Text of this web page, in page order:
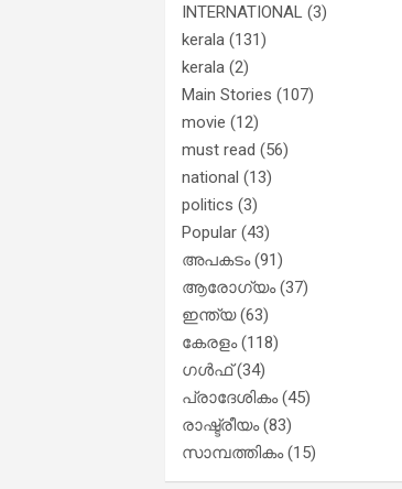
INTERNATIONAL (3)
kerala (131)
kerala (2)
Main Stories (107)
movie (12)
must read (56)
national (13)
politics (3)
Popular (43)
അപകടം(91)
ആരോഗ്യം(37)
ഇന്ത്യ(63)
കേരളം(118)
ഗൾഫ്(34)
പ്രാദേശികം(45)
രാഷ്ട്രീയം(83)
സാമ്പത്തികം(15)